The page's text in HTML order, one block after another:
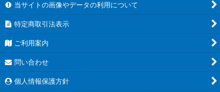
当サイトの画像やデータの利用について
特定商取引法表示
ご利用案内
問い合わせ
個人情報保護方針